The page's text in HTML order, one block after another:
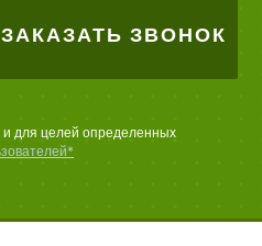
ЗАКАЗАТЬ ЗВОНОК
и для целей определенных